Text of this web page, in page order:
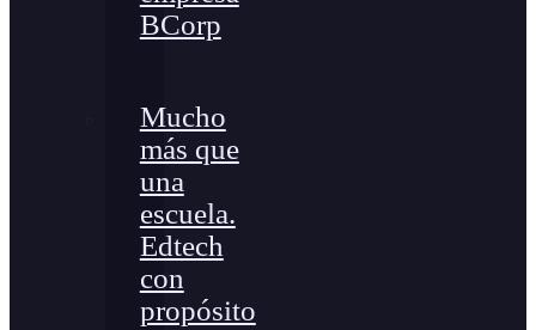
BCorp
Mucho
más que
una
escuela.
Edtech
con
propósito